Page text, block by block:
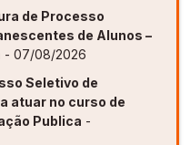
de Processo
de Alunos –
- 07/08/2026
Seletivo de
atuar no curso de
Publica -